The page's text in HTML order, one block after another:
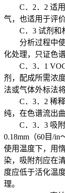
C．2．2 适用
气，也适用于评
C．3 试剂和
分析过程中使
化处理，只证色
C．3．1
剂，配成所需浓
法或气体外标法
C．3．2 稀释
纯，在色谱流出
C．3．3 吸附
0.18mm（60目/
使用温度下，用
染，吸附剂应在
度应低于活化温
理。